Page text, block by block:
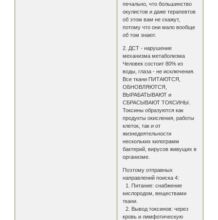
печально, что большинство
окулистов и даже терапевтов
об этом вам не скажут,
потому что они мало вообще
об том знают.
2. ДСТ - нарушение
механизма метаболизма
Человек состоит 80% из
воды, глаза - не исключения.
Все ткани ПИТАЮТСЯ,
ОБНОВЛЯЮТСЯ,
ВЫРАБАТЫВАЮТ и
СБРАСЫВАЮТ ТОКСИНЫ.
Токсины образуются как
продукты окисления, работы
клеток, так и от
жизнедеятельности
нескольких килограмм
бактерий, вирусов живущих в
организме.
Поэтому отправных
направлений поиска 4:
1. Питание: снабжение
кислородом, веществами
ткани.
2. Вывод токсинов: через
кровь и лимфотическую